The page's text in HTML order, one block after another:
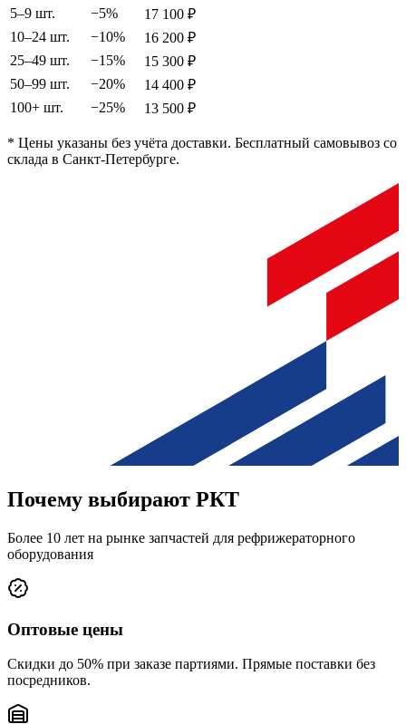
5–9 шт.
−5% 17 100 ₽
10–24 шт.
−10% 16 200 ₽
25–49 шт.
−15% 15 300 ₽
50–99 шт.
−20% 14 400 ₽
100+ шт.
−25% 13 500 ₽
* Цены указаны без учёта доставки. Бесплатный самовывоз со
склада в Санкт-Петербурге.
Почему выбирают РКТ
Более 10 лет на рынке запчастей для рефрижераторного
оборудования
Оптовые цены
Скидки до 50% при заказе партиями. Прямые поставки без
посредников.